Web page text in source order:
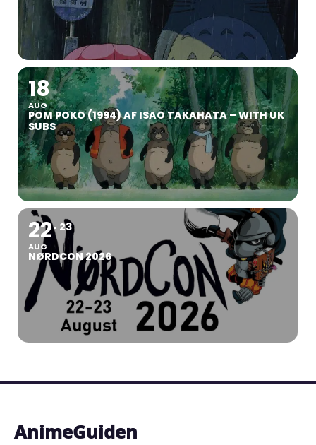
18
AUG
POM POKO (1994) AF ISAO TAKAHATA – WITH UK
SUBS
22
AUG
23
NØRDCON 2026
AnimeGuiden